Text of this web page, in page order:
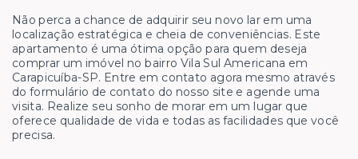
Não perca a chance de adquirir seu novo lar em uma
localização estratégica e cheia de conveniências. Este
apartamento é uma ótima opção para quem deseja
comprar um imóvel no bairro Vila Sul Americana em
Carapicuíba-SP. Entre em contato agora mesmo através
do formulário de contato do nosso site e agende uma
visita. Realize seu sonho de morar em um lugar que
oferece qualidade de vida e todas as facilidades que você
precisa.